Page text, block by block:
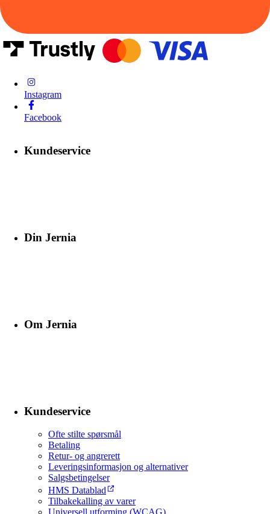
Instagram
Facebook
Kundeservice
Din Jernia
Om Jernia
Kundeservice
Ofte stilte spørsmål
Betaling
Retur- og angrerett
Leveringsinformasjon og alternativer
Salgsbetingelser
HMS Datablad
Tilbakekalling av varer